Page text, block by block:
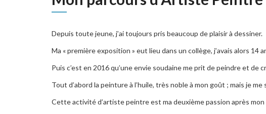
Depuis toute jeune, j’ai toujours pris beaucoup de plaisir à dessiner.
Ma « première exposition » eut lieu dans un collège, j’avais alors 14
Puis c’est en 2016 qu’une envie soudaine me prit de peindre et de
Tout d’abord la peinture à l’huile, très noble à mon goût ; mais je
Cette activité d’artiste peintre est ma deuxième passion après